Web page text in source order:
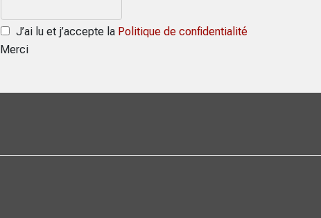
J’ai lu et j’accepte la Politique de confidentialité
Merci